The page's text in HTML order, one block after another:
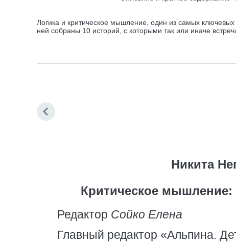
Логика и критическое мышление, один из самых
ней собраны 10 историй, с которыми так или иначе
Никита
Критическое мышление:
Редактор Сойко Елена
Главный редактор «Альпина.